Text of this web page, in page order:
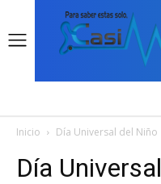
Inicio Día Universal del Niño
Día